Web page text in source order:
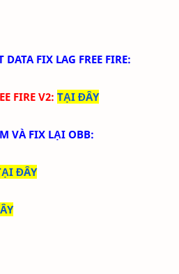
FIX LAG FREE FIRE:
FIRE V2: TẠI ĐÂY
VÀ FIX LẠI OBB:
ĐÂY